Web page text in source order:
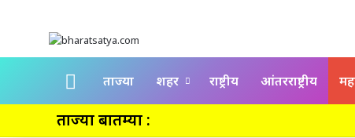
Homeताज्या शहर राष्ट्रीय आंतरराष्ट्रीय
ताज्या बातम्या :